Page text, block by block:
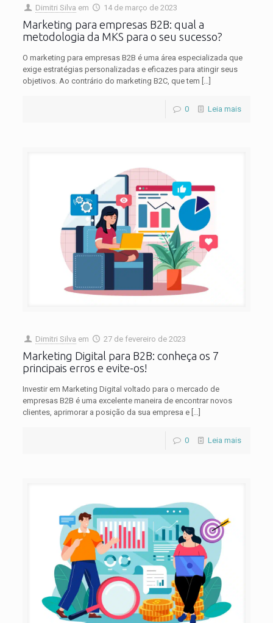
Dimitri Silva em 14 de março de 2023
Marketing para empresas B2B: qual a
metodologia da MKS para o seu sucesso?
O marketing para empresas B2B é uma área especializada que
exige estratégias personalizadas e eficazes para atingir seus
objetivos. Ao contrário do marketing B2C, que tem […]
0 Leia mais
Dimitri Silva em 27 de fevereiro de 2023
Marketing Digital para B2B: conheça os 7
principais erros e evite-os!
Investir em Marketing Digital voltado para o mercado de
empresas B2B é uma excelente maneira de encontrar novos
clientes, aprimorar a posição da sua empresa e[…]
0 Leia mais